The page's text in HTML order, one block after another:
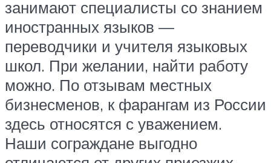
занимают специалисты со знанием
иностранных языков —
переводчики и учителя языковых
школ. При желании, найти работу
можно. По отзывам местных
бизнесменов, к фарангам из России
здесь относятся с уважением.
Наши сограждане выгодно